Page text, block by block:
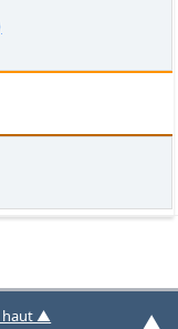
haut ▲